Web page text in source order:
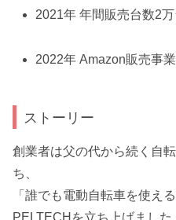
2021年 年間販売台数2
2022年 Amazon販売事
ストーリー
創業者は父の代から続く自
ち、
「誰でも電動自転車を使え
PELTECHを立ち上げました